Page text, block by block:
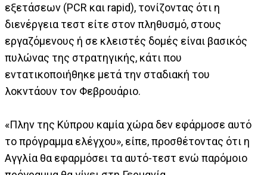
εξετάσεων (PCR και rapid), τονίζοντας ότι η
διενέργεια τεστ είτε στον πληθυσμό, στους
εργαζόμενους ή σε κλειστές δομές είναι βασικός
πυλώνας της στρατηγικής, κάτι που
εντατικοποιήθηκε μετά την σταδιακή του
λοκντάουν τον Φεβρουάριο.
«Πλην της Κύπρου καμία χώρα δεν εφάρμοσε αυτό
το πρόγραμμα ελέγχου», είπε, προσθέτοντας ότι η
Αγγλία θα εφαρμόσει τα αυτό-τεστ ενώ παρόμοιο